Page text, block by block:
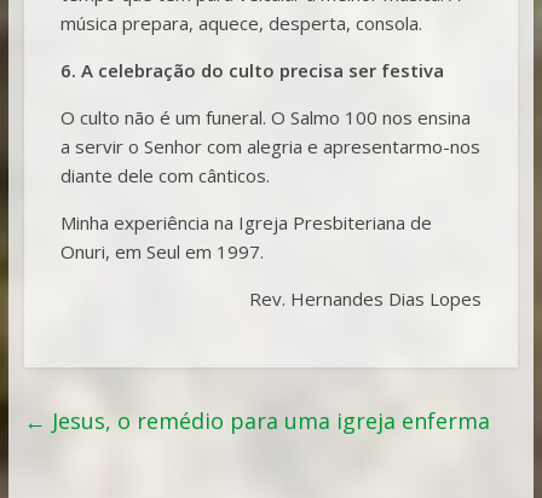
música prepara, aquece, desperta, consola.
6. A celebração do culto precisa ser festiva
O culto não é um funeral. O Salmo 100 nos ensina
a servir o Senhor com alegria e apresentarmo-nos
diante dele com cânticos.
Minha experiência na Igreja Presbiteriana de
Onuri, em Seul em 1997.
Rev. Hernandes Dias Lopes
← Jesus, o remédio para uma igreja enferma